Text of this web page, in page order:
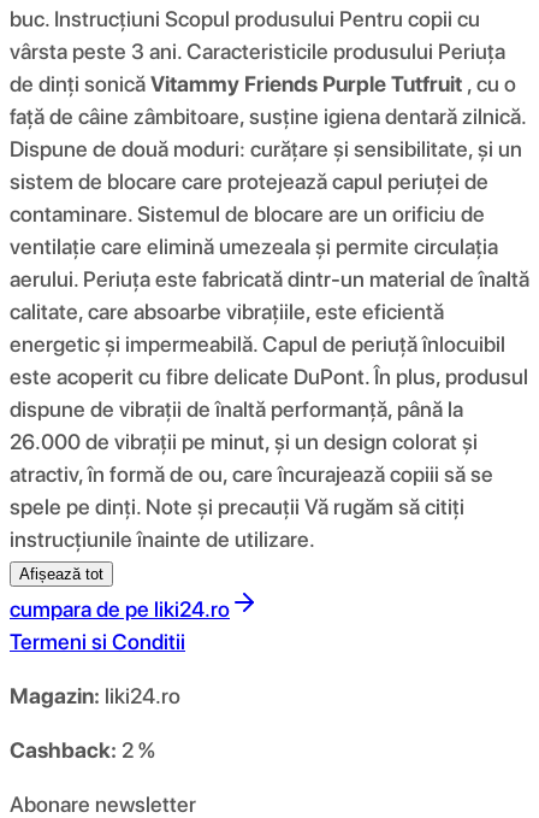
buc. Instrucțiuni Scopul produsului Pentru copii cu
vârsta peste 3 ani. Caracteristicile produsului Periuța
de dinți sonicăVitammy Friends Purple Tutfruit , cu o
față de câine zâmbitoare, susține igiena dentară zilnică.
Dispune de două moduri: curățare și sensibilitate, și un
sistem de blocare care protejează capul periuței de
contaminare. Sistemul de blocare are un orificiu de
ventilație care elimină umezeala și permite circulația
aerului. Periuța este fabricată dintr-un material de înaltă
calitate, care absoarbe vibrațiile, este eficientă
energetic și impermeabilă. Capul de periuță înlocuibil
este acoperit cu fibre delicate DuPont. În plus, produsul
dispune de vibrații de înaltă performanță, până la
26.000 de vibrații pe minut, și un design colorat și
atractiv, în formă de ou, care încurajează copiii să se
spele pe dinți. Note și precauții Vă rugăm să citiți
instrucțiunile înainte de utilizare.
Afișează tot
cumpara de pe liki24.ro
Termeni si Conditii
Magazin: liki24.ro
Cashback: 2 %
Abonare newsletter